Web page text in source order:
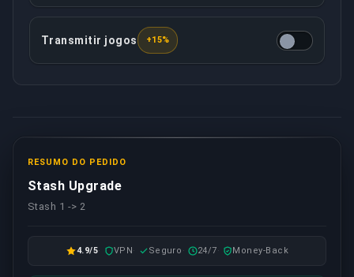
Seu booster designado gravará/transmitirá ao vivo
Transmitir jogos +15%
RESUMO DO PEDIDO
Stash Upgrade
Stash 1 -> 2
4.9/5 VPN Seguro 24/7 Money-Back